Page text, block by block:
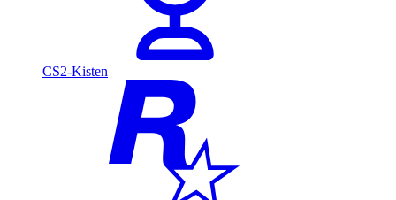
CS2-Kisten